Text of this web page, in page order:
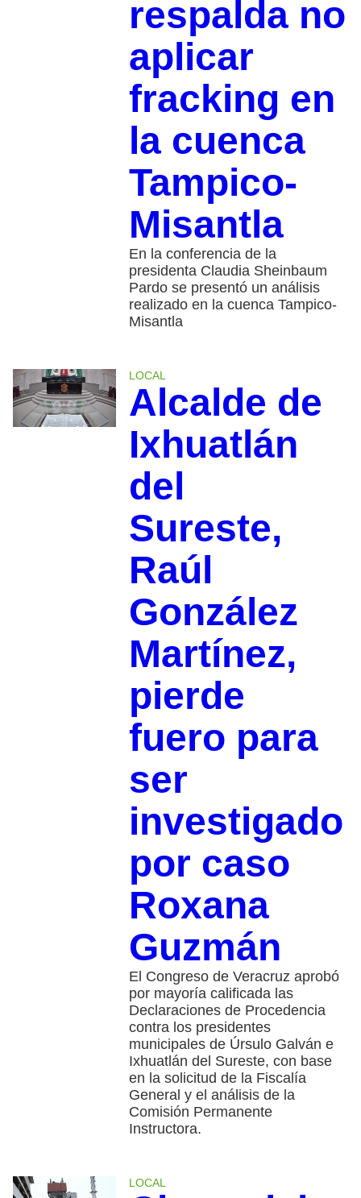
respalda no
aplicar
fracking en
la cuenca
Tampico-
Misantla
En la conferencia de la
presidenta Claudia Sheinbaum
Pardo se presentó un análisis
realizado en la cuenca Tampico-
Misantla
LOCAL
Alcalde de
Ixhuatlán
del
Sureste,
Raúl
González
Martínez,
pierde
fuero para
ser
investigado
por caso
Roxana
Guzmán
El Congreso de Veracruz aprobó
por mayoría calificada las
Declaraciones de Procedencia
contra los presidentes
municipales de Úrsulo Galván e
Ixhuatlán del Sureste, con base
en la solicitud de la Fiscalía
General y el análisis de la
Comisión Permanente
Instructora.
LOCAL